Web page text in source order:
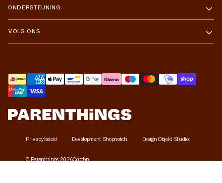
ONDERSTEUNING
VOLG ONS
Betaalmethoden
© Parenthings2026Colofon
Privacybeleid Development Shopnotch Design Objekt Studio